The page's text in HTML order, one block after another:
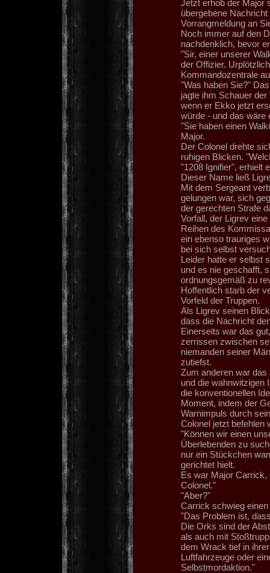
Jetzt erhob der Major
übergebene
Vorrangmeldung an
Noch immer auf den
nachdenklich, bevor
"Sir, einer unserer
der Offizier.
Kommandozentrale
"Was haben Sie?"
jagte ihm Schauer
wenn er Ekko jetzt
würde - und das wäre
"Sie haben einen
Major.
Der Colonel drehte
ruhigen Blicken.
"1208 Ignifier", erhielt
Dieser Name ließ
Mit dem Sergeant
gelungen war, sich
der gerechten Strafe
Vorfall, der Ligrev
Reihen des
ein ebenso trauriges
bei sich selbst
Leider hatte er selbst
und es nie geschafft,
ordnungsgemäß zu
Hoffentlich starb der
Vorfeld der Truppen.
Als Ligrev seinen
dass die Nachricht
Einerseits war das
zerrissen zwischen
niemanden seiner
zutiefst.
Zum anderen war
und die wahnwitzigen
die konventionellen
Moment, indem der
Warnimpuls durch
Colonel jetzt befehlen
"Können wir einen
Überlebenden zu
nur ein Stückchen
gerichtet hielt.
Es war Major Carrick,
Colonel."
"Aber?"
Carrick schwieg
"Das Problem ist,
Die Orks sind der
als auch mit
dem Wrack tief in
Luftfahrzeuge oder
Selbstmordaktion."